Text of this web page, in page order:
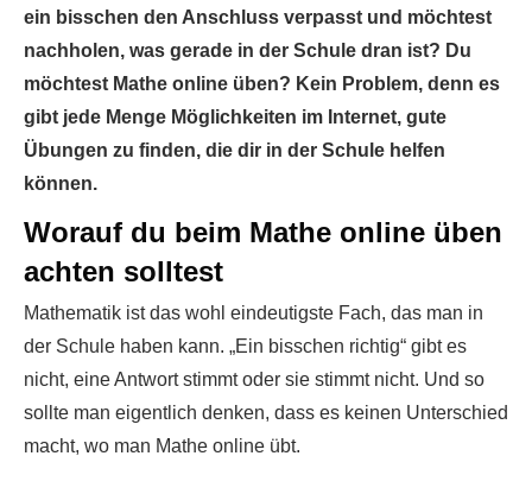
ein bisschen den Anschluss verpasst und möchtest
nachholen, was gerade in der Schule dran ist? Du
möchtest Mathe online üben? Kein Problem, denn es
gibt jede Menge Möglichkeiten im Internet, gute
Übungen zu finden, die dir in der Schule helfen
können.
Worauf du beim Mathe online üben
achten solltest
Mathematik ist das wohl eindeutigste Fach, das man in
der Schule haben kann. „Ein bisschen richtig“ gibt es
nicht, eine Antwort stimmt oder sie stimmt nicht. Und so
sollte man eigentlich denken, dass es keinen Unterschied
macht, wo man Mathe online übt.